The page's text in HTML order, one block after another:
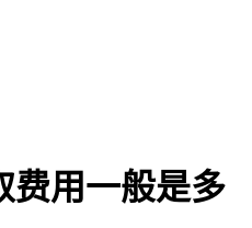
费用一般是多